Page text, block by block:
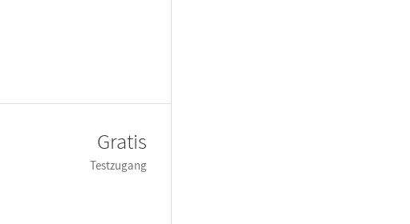
Gratis
Testzugang